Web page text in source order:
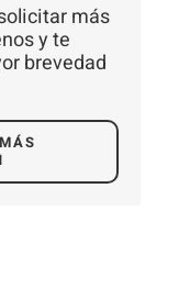
más
y te
brevedad